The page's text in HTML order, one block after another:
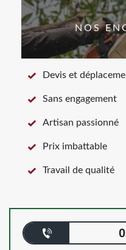
NOS
Devis et
Sans engagement
Artisan passionné
Prix imbattable
Travail de qualité